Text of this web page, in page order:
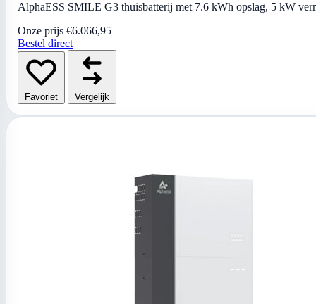
AlphaESS SMILE G3 thuisbatterij met 7.6 kWh opslag, 5 kW
Onze prijs €6.066,95
Bestel direct
Favoriet Vergelijk